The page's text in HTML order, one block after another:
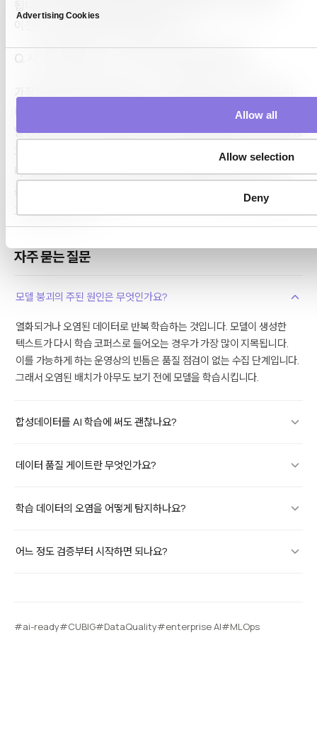
Advertising Cookies
Allow all
Allow selection
Deny
이전에 수행될 때만 효과를 발휘합니다.
가장 많은 데이터가 유입되는 소스를 대상으로 스키마, 결측치
비율, 데이터 분포를 검증하고, 이상이 발생했을 때 담당자에게
알림이 전달되도록 구성하는 것만으로도 충분합니다. 이후 검증
과정에서 문제가 발견될 때마다 검증 범위를 점진적으로 확대해
나가면 됩니다. 모든 데이터 배치에 대해 실행되는 기본적인
품질 게이트는, 분기마다 한 번 수행되는 철저한 검토보다 더 큰
효과를 발휘합니다.
자주 묻는 질문
모델 붕괴의 주된 원인은 무엇인가요?
열화되거나 오염된 데이터로 반복 학습하는 것입니다. 모델이 생성한
텍스트가 다시 학습 코퍼스로 들어오는 경우가 가장 많이 지목됩니다.
이를 가능하게 하는 운영상의 빈틈은 품질 점검이 없는 수집 단계입니다.
그래서 오염된 배치가 아무도 보기 전에 모델을 학습시킵니다.
합성데이터를 AI 학습에 써도 괜찮나요?
데이터 품질 게이트란 무엇인가요?
학습 데이터의 오염을 어떻게 탐지하나요?
어느 정도 검증부터 시작하면 되나요?
#ai-ready#CUBIG#DataQuality#enterprise AI#MLOps